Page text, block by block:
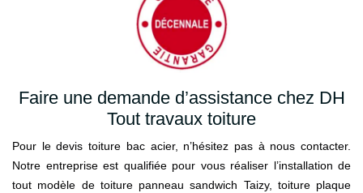
Faire une demande d’assistance chez DH
Tout travaux toiture
Pour le devis toiture bac acier, n’hésitez pas à nous contacter.
Notre entreprise est qualifiée pour vous réaliser l’installation de
tout modèle de toiture panneau sandwich Taizy, toiture plaque